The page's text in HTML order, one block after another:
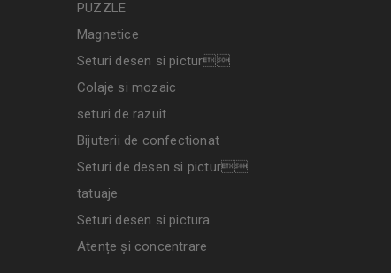
PUZZLE
Magnetice
Seturi desen si pictur
Colaje si mozaic
seturi de razuit
Bijuterii de confectionat
Seturi de desen si pictur
tatuaje
Seturi desen si pictura
Atențe și concentrare